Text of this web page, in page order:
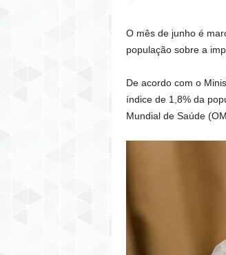
O mês de junho é
população sobre a
De acordo com o
índice de 1,8% da
Mundial de Saúde